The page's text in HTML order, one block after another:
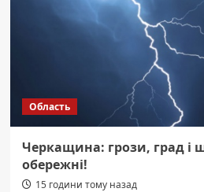
Область
Черкащина: грози, град і
обережні!
15 години тому назад